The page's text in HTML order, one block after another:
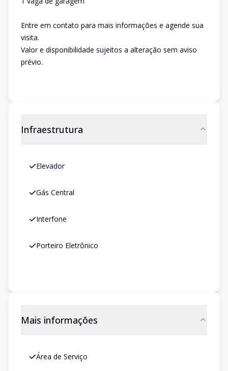
Entre em contato para mais informações e agende sua
visita.
Valor e disponibilidade sujeitos a alteração sem aviso
prévio.
Infraestrutura
Elevador
Gás Central
Interfone
Porteiro Eletrônico
Mais informações
Área de Serviço